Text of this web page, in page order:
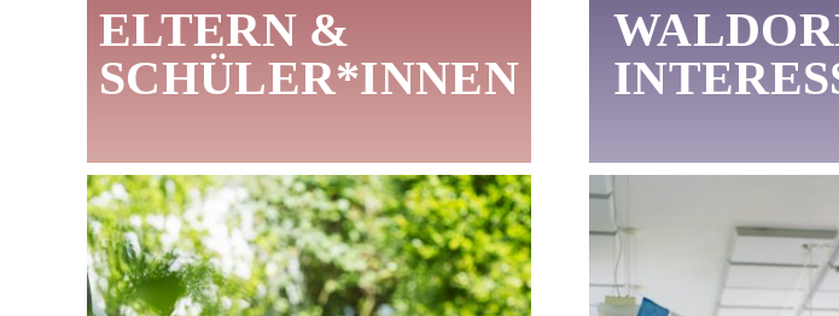
ELTERN &
SCHÜLER*INNEN